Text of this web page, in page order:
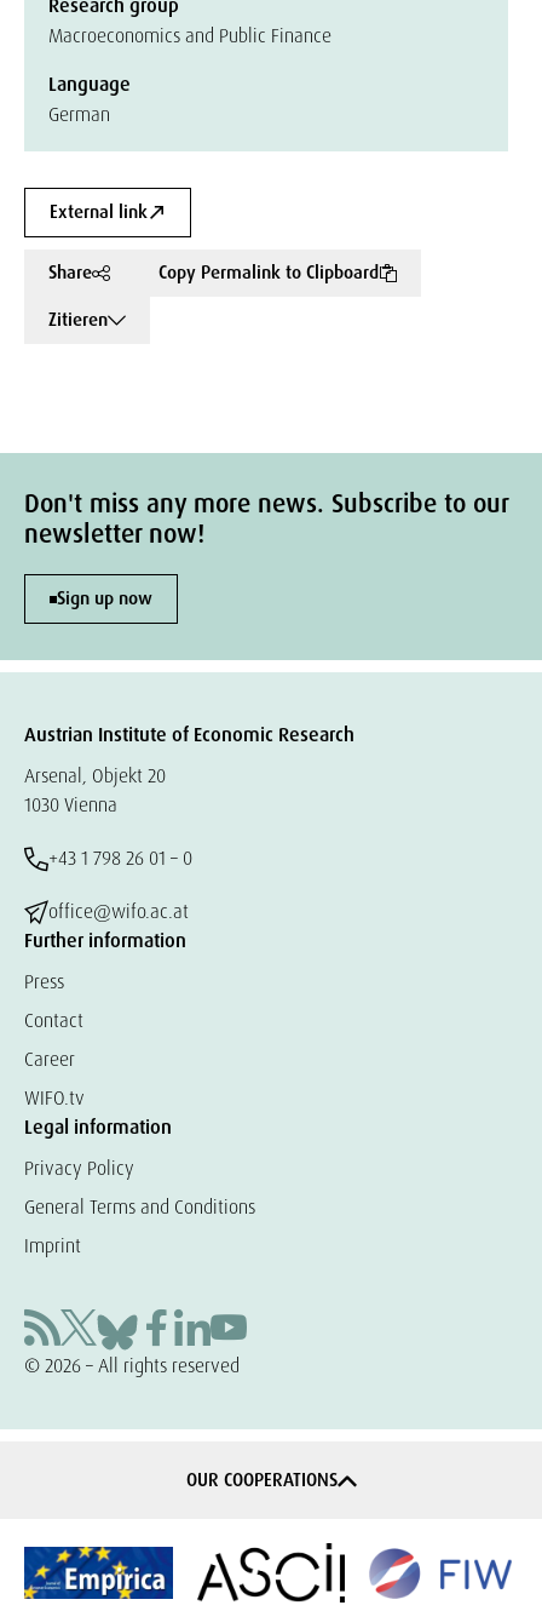
Research group
Macroeconomics and Public Finance
Language
German
External link
Share
Copy Permalink to Clipboard
Zitieren
Don't miss any more news. Subscribe to our
newsletter now!
Sign up now
Austrian Institute of Economic Research
Arsenal, Objekt 20
1030 Vienna
+43 1 798 26 01 – 0
office@wifo.ac.at
Further information
Press
Contact
Career
WIFO.tv
Legal information
Privacy Policy
General Terms and Conditions
Imprint
© 2026 – All rights reserved
OUR COOPERATIONS